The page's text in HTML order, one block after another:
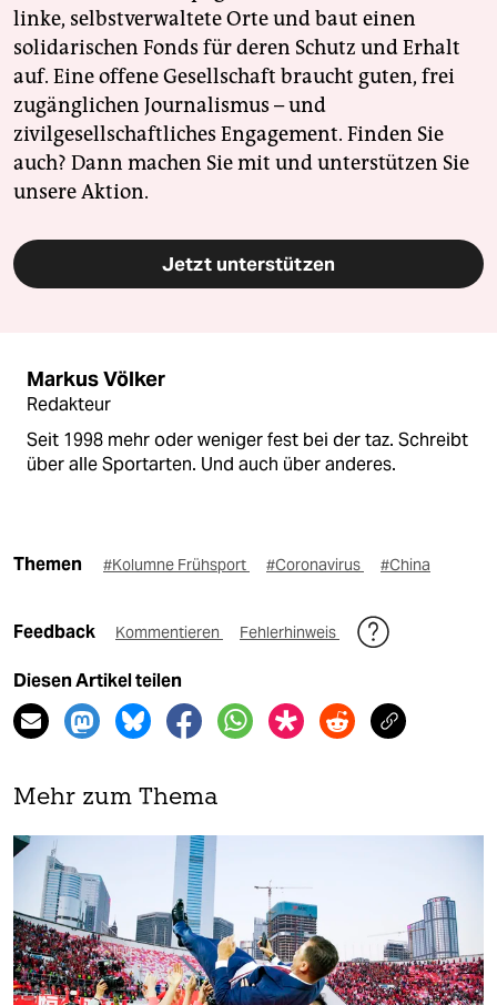
linke, selbstverwaltete Orte und baut einen
solidarischen Fonds für deren Schutz und Erhalt
auf. Eine offene Gesellschaft braucht guten, frei
zugänglichen Journalismus – und
zivilgesellschaftliches Engagement. Finden Sie
auch? Dann machen Sie mit und unterstützen Sie
unsere Aktion.
Jetzt unterstützen
Markus Völker
Redakteur
Seit 1998 mehr oder weniger fest bei der taz. Schreibt
über alle Sportarten. Und auch über anderes.
Themen #Kolumne Frühsport #Coronavirus #China
Feedback Kommentieren Fehlerhinweis
Diesen Artikel teilen
Mehr zum Thema